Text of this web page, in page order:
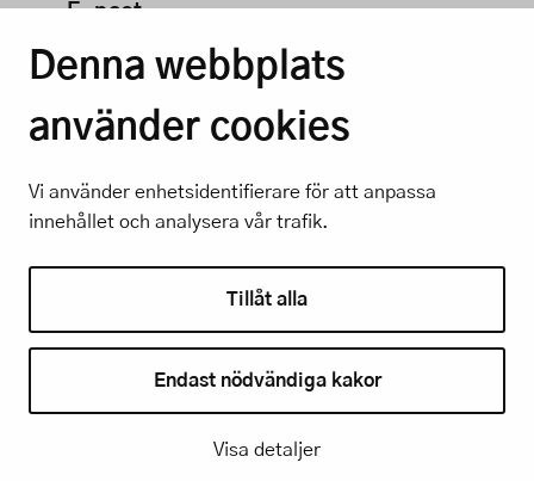
Denna webbplats
använder cookies
Vi använder enhetsidentifierare för att anpassa
innehållet och analysera vår trafik.
Tillåt alla
Endast nödvändiga kakor
Visa detaljer
E-post
toimisto@presidentniinisto.fi
Kontakt
President Sauli Niinistös byrå |